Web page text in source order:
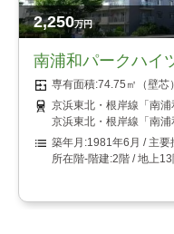
2,250万円
南浦和パークハイ
74.75㎡（壁芯）
京浜東北・根岸線「南
京浜東北・根岸線「南
1981年6月
2階 / 地上